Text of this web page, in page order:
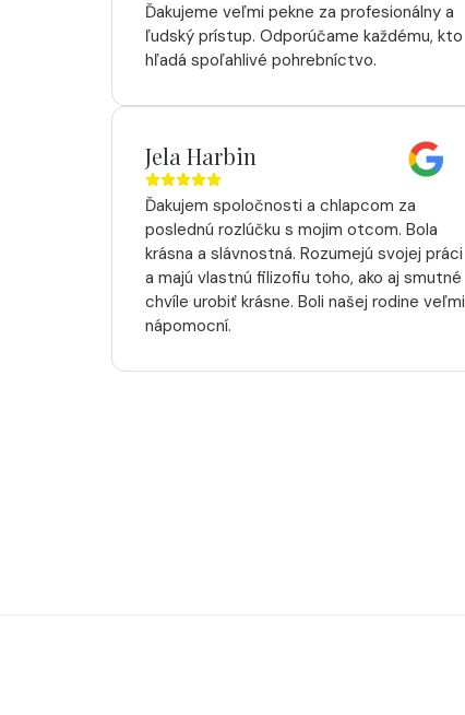
Ďakujeme veľmi pekne za profesionálny a
ľudský prístup. Odporúčame každému, kto
hľadá spoľahlivé pohrebníctvo.
Jela Harbin
Ďakujem spoločnosti a chlapcom za
poslednú rozlúčku s mojim otcom. Bola
krásna a slávnostná. Rozumejú svojej práci
a majú vlastnú filizofiu toho, ako aj smutné
chvíle urobiť krásne. Boli našej rodine veľmi
nápomocní.